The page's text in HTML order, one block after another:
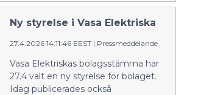
steg till 17,4 miljoner euro (7,2 M€).
Rörelsevinstprocenten var 19,2 (11,8
57,6 procent (54,0 %).
Bruttoinvesteringarna steg en aning
från året innan och landade på 4,6
miljoner euro (4,5 M€).
Ny styrelse i Vasa Elektriska
27.4.2026 14:11:46 EEST | Pressmeddelande
Vasa Elektriskas bolagsstämma har
27.4 valt en ny styrelse för bolaget.
Idag publicerades också